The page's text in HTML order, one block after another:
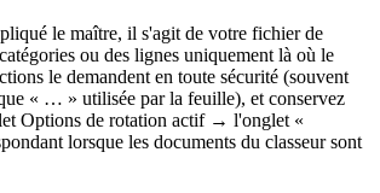
le maître, il s'agit de votre fichier de
ou des lignes uniquement là où le
le demandent en toute sécurité (souvent
« … » utilisée par la feuille), et conservez
Options de rotation actif → l'onglet «
lorsque les documents du classeur sont